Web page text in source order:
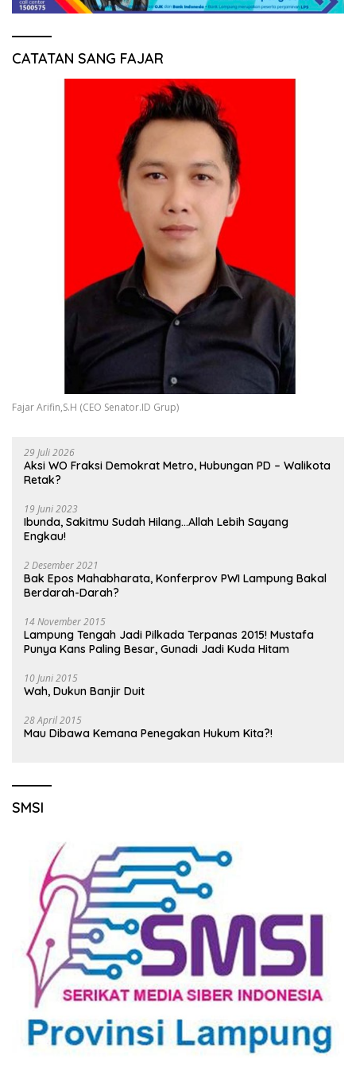
CATATAN SANG FAJAR
Fajar Arifin,S.H (CEO Senator.ID Grup)
29 Juli 2026
Aksi WO Fraksi Demokrat Metro, Hubungan PD – Walikota
Retak?
19 Juni 2023
Ibunda, Sakitmu Sudah Hilang…Allah Lebih Sayang
Engkau!
2 Desember 2021
Bak Epos Mahabharata, Konferprov PWI Lampung Bakal
Berdarah-Darah?
14 November 2015
Lampung Tengah Jadi Pilkada Terpanas 2015! Mustafa
Punya Kans Paling Besar, Gunadi Jadi Kuda Hitam
10 Juni 2015
Wah, Dukun Banjir Duit
28 April 2015
Mau Dibawa Kemana Penegakan Hukum Kita?!
SMSI